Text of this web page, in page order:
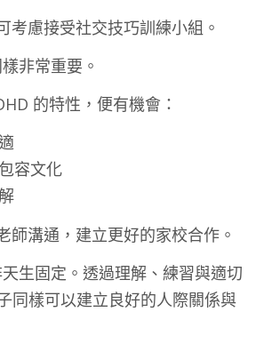
考慮接受社交技巧訓練小組。
非常重要。
的特性，便有機會：
容文化
師溝通，建立更好的家校合作。
生固定。透過理解、練習與適切
同樣可以建立良好的人際關係與